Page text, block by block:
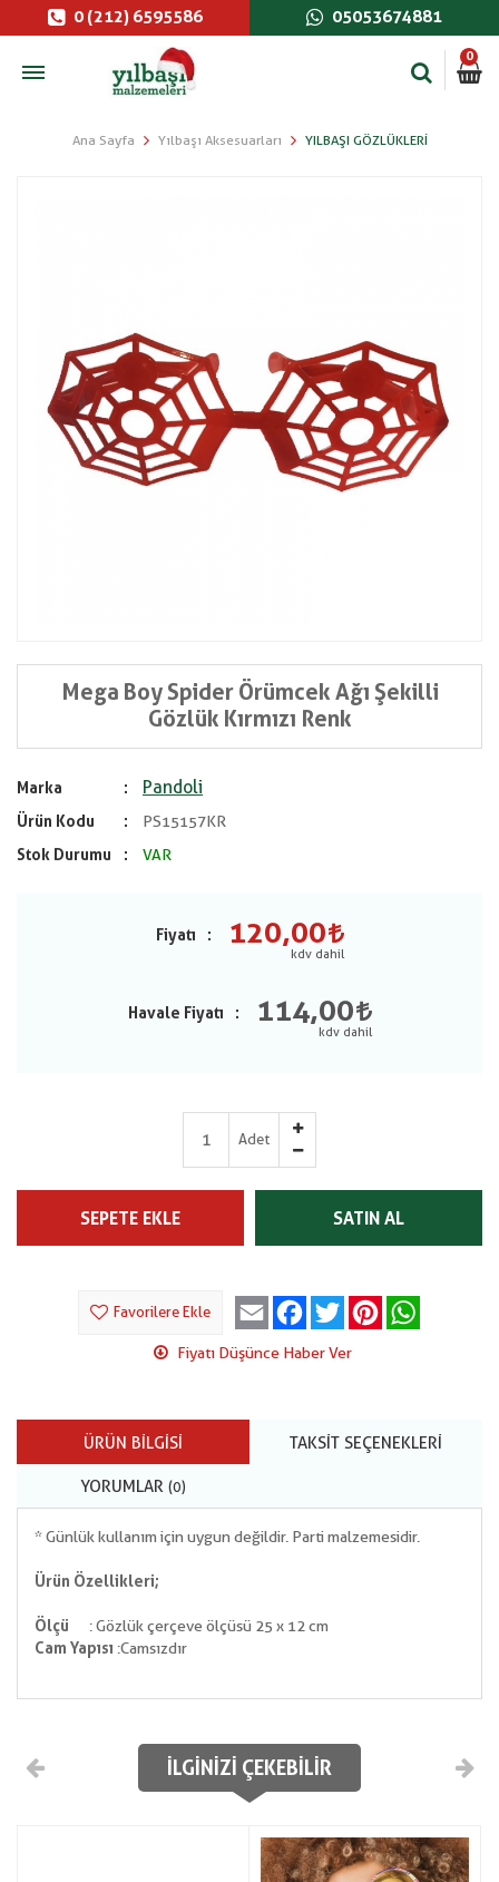
0 (212) 6595586 05053674881
0
Ana Sayfa Yılbaşı Aksesuarları YILBAŞI GÖZLÜKLERI
Mega Boy Spider Örümcek Ağı Şekilli
Gözlük Kırmızı Renk
Marka Pandoli
Ürün Kodu
PS15157KR
Stok Durumu
VAR
Fiyatı 120,00
Havale Fiyatı 114,00
Adet
SEPETE EKLE SATIN AL
Favorilere Ekle Email Facebook
Twitter Pinterest
Fiyatı Düşünce Haber Ver
ÜRÜN BILGISI TAKSIT SEÇENEKLERI
YORUMLAR (0)
* Günlük kullanım için uygun değildir. Parti malzemesidir.
Ürün Özellikleri;
Ölçü
: Gözlük çerçeve ölçüsü 25 x 12 cm
Cam Yapısı :Camsızdır
İLGINIZI ÇEKEBILIR